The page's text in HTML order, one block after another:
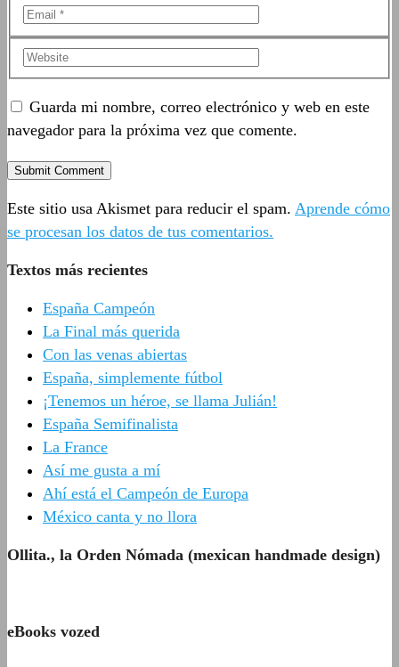
Guarda mi nombre, correo electrónico y web en este
navegador para la próxima vez que comente.
Este sitio usa Akismet para reducir el spam. Aprende cómo
se procesan los datos de tus comentarios.
Textos más recientes
España Campeón
La Final más querida
Con las venas abiertas
España, simplemente fútbol
¡Tenemos un héroe, se llama Julián!
España Semifinalista
La France
Así me gusta a mí
Ahí está el Campeón de Europa
México canta y no llora
Ollita., la Orden Nómada (mexican handmade design)
eBooks vozed